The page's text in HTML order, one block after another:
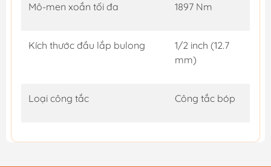
Mô-men xoắn tối đa 1897 Nm
Kích thước đầu lắp bulong
1/2 inch (12.7
mm)
Loại công tắc Công tắc bóp